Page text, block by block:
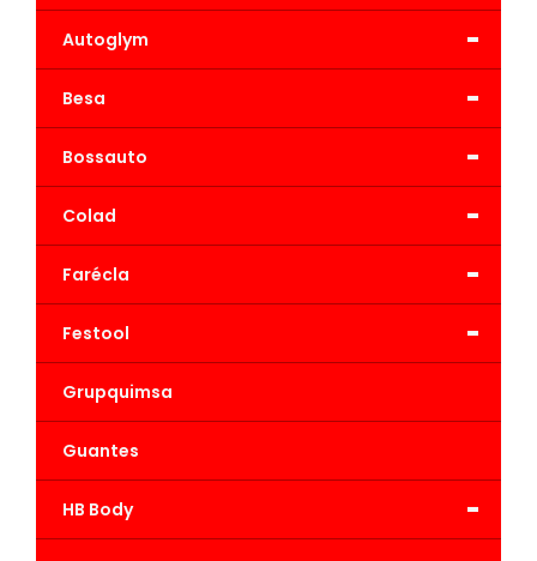
-
Autoglym
-
Besa
-
Bossauto
-
Colad
-
Farécla
-
Festool
Grupquimsa
Guantes
-
HB Body